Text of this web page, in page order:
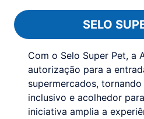
SELO
Com o Selo Super Pet, a
autorização para a
supermercados,
inclusivo e acolhedor
iniciativa amplia a